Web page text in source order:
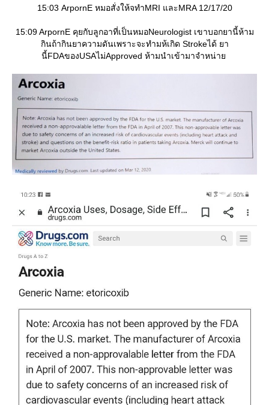
15:03 ArpornE หมอสั่งให้จทำMRI และMRA 12/17/20
15:09 ArpornE คุยกับลูกอาที่เป็นหมอNeurologist เขาบอกยานี้ห้าม
กินถ้ากินยาความดันเพราะจะทำมห้เกิด Strokeได้ ยา
นี้FDAของUSAไม่Approved ห้ามนำเข้ามาจำหน่า